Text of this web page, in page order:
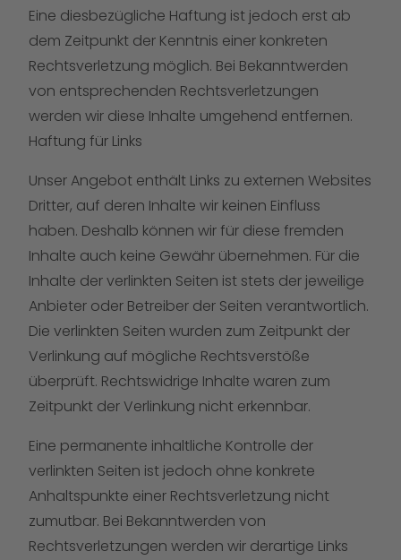
Eine diesbezügliche Haftung ist jedoch erst ab
dem Zeitpunkt der Kenntnis einer konkreten
Rechtsverletzung möglich. Bei Bekanntwerden
von entsprechenden Rechtsverletzungen
werden wir diese Inhalte umgehend entfernen.
Haftung für Links
Unser Angebot enthält Links zu externen Websites
Dritter, auf deren Inhalte wir keinen Einfluss
haben. Deshalb können wir für diese fremden
Inhalte auch keine Gewähr übernehmen. Für die
Inhalte der verlinkten Seiten ist stets der jeweilige
Anbieter oder Betreiber der Seiten verantwortlich.
Die verlinkten Seiten wurden zum Zeitpunkt der
Verlinkung auf mögliche Rechtsverstöße
überprüft. Rechtswidrige Inhalte waren zum
Zeitpunkt der Verlinkung nicht erkennbar.
Eine permanente inhaltliche Kontrolle der
verlinkten Seiten ist jedoch ohne konkrete
Anhaltspunkte einer Rechtsverletzung nicht
zumutbar. Bei Bekanntwerden von
Rechtsverletzungen werden wir derartige Links